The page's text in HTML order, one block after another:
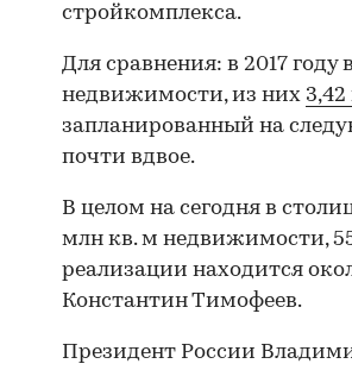
стройкомплекса.
Для сравнения: в 2017
недвижимости, из них
запланированный на
почти вдвое.
В целом на сегодня в
млн кв. м недвижимости,
реализации находится
Константин Тимофеев.
Президент России